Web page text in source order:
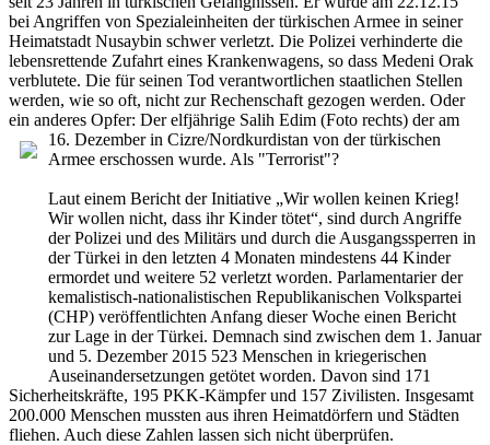
bei Angriffen von Spezialeinheiten der türkischen Armee in seiner
Heimatstadt Nusaybin schwer verletzt. Die Polizei verhinderte die
lebensrettende Zufahrt eines Krankenwagens, so dass Medeni Orak
verblutete. Die für seinen Tod verantwortlichen staatlichen Stellen
werden, wie so oft, nicht zur Rechenschaft gezogen werden. Oder
ein anderes Opfer: Der elfjährige Salih Edim (Foto rechts) der am
16. Dezember in Cizre/Nordkurdistan von der türkischen
Armee erschossen wurde. Als "Terrorist"?
Laut einem Bericht der Initiative „Wir wollen keinen Krieg!
Wir wollen nicht, dass ihr Kinder tötet“, sind durch Angriffe
der Polizei und des Militärs und durch die Ausgangssperren in
der Türkei in den letzten 4 Monaten mindestens 44 Kinder
ermordet und weitere 52 verletzt worden. Parlamentarier der
kemalistisch-nationalistischen Republikanischen Volkspartei
(CHP) veröffentlichten Anfang dieser Woche einen Bericht
zur Lage in der Türkei. Demnach sind zwischen dem 1. Januar
und 5. Dezember 2015 523 Menschen in kriegerischen
Auseinandersetzungen getötet worden. Davon sind 171
Sicherheitskräfte, 195 PKK-Kämpfer und 157 Zivilisten. Insgesamt
200.000 Menschen mussten aus ihren Heimatdörfern und Städten
fliehen. Auch diese Zahlen lassen sich nicht überprüfen.